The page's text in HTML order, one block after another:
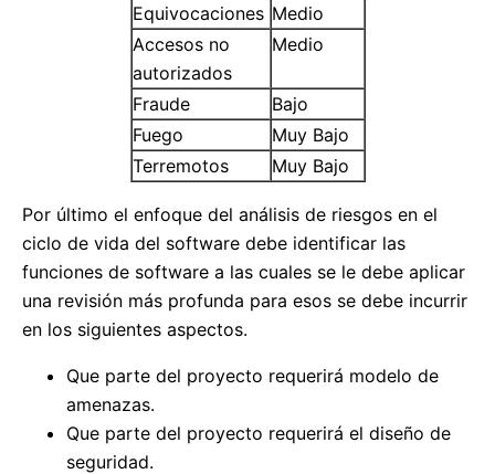
Equivocaciones Medio
Accesos no
autorizados
Medio
Fraude
Bajo
Fuego
Muy Bajo
Terremotos
Muy Bajo
Por último el enfoque del análisis de riesgos en el
ciclo de vida del software debe identificar las
funciones de software a las cuales se le debe aplicar
una revisión más profunda para esos se debe incurrir
en los siguientes aspectos.
Que parte del proyecto requerirá modelo de
amenazas.
Que parte del proyecto requerirá el diseño de
seguridad.